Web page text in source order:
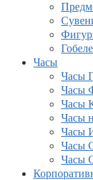
Часы
Часы
Часы
Часы
Часы
Часы
Часы
Часы